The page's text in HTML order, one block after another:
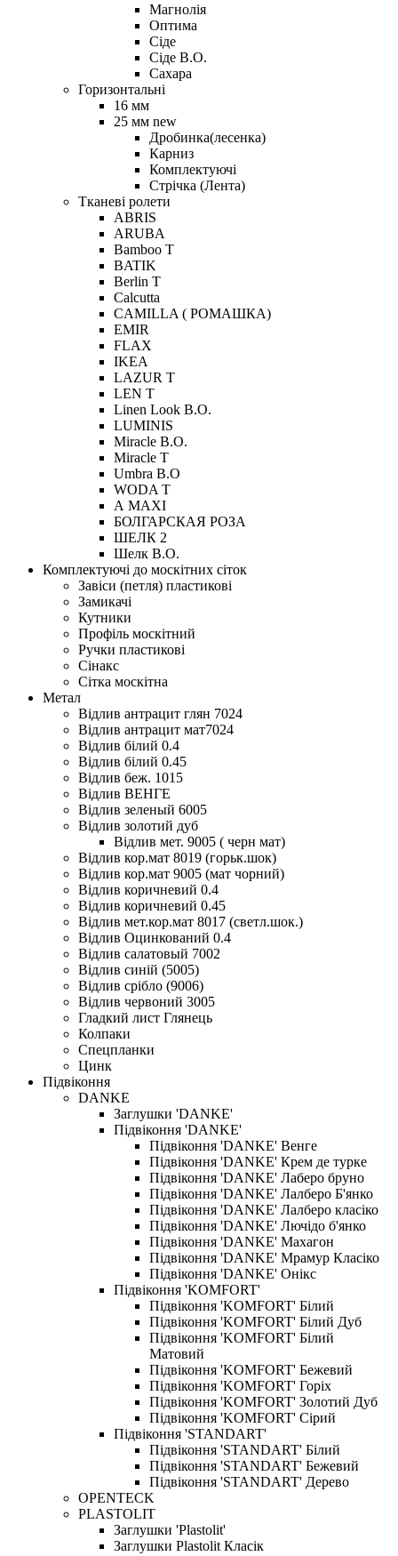
Магнолія
Оптима
Сіде
Сіде В.О.
Сахара
Горизонтальні
16 мм
25 мм new
Дробинка(лесенка)
Карниз
Комплектуючі
Стрічка (Лента)
Тканеві ролети
ABRIS
ARUBA
Bamboo T
BATIK
Berlin Т
Calcutta
CAMILLA ( РОМАШКА)
EMIR
FLAX
IKEA
LAZUR T
LEN T
Linen Look B.O.
LUMINIS
Miracle B.O.
Miracle Т
Umbra B.O
WODA T
А MAXI
БОЛГАРСКАЯ РОЗА
ШЕЛК 2
Шелк В.О.
Комплектуючі до москітних сіток
Завіси (петля) пластикові
Замикачі
Кутники
Профіль москітний
Ручки пластикові
Сінакс
Сітка москітна
Метал
Відлив антрацит глян 7024
Відлив антрацит мат7024
Відлив білий 0.4
Відлив білий 0.45
Відлив беж. 1015
Відлив ВЕНГЕ
Відлив зеленый 6005
Відлив золотий дуб
Відлив мет. 9005 ( черн мат)
Відлив кор.мат 8019 (горьк.шок)
Відлив кор.мат 9005 (мат чорний)
Відлив коричневий 0.4
Відлив коричневий 0.45
Відлив мет.кор.мат 8017 (светл.шок.)
Відлив Оцинкований 0.4
Відлив салатовый 7002
Відлив синій (5005)
Відлив срібло (9006)
Відлив червоний 3005
Гладкий лист Глянець
Колпаки
Спецпланки
Цинк
Підвіконня
DANKE
Заглушки 'DANKE'
Підвіконня 'DANKE'
Підвіконня 'DANKE' Венге
Підвіконня 'DANKE' Крем де турке
Підвіконня 'DANKE' Лаберо бруно
Підвіконня 'DANKE' Лалберо Б'янко
Підвіконня 'DANKE' Лалберо класіко
Підвіконня 'DANKE' Лючідо б'янко
Підвіконня 'DANKE' Махагон
Підвіконня 'DANKE' Мрамур Класіко
Підвіконня 'DANKE' Онікс
Підвіконня 'KOMFORT'
Підвіконня 'KOMFORT' Білий
Підвіконня 'KOMFORT' Білий Дуб
Підвіконня 'KOMFORT' Білий
Матовий
Підвіконня 'KOMFORT' Бежевий
Підвіконня 'KOMFORT' Горіх
Підвіконня 'KOMFORT' Золотий Дуб
Підвіконня 'KOMFORT' Сірий
Підвіконня 'STANDART'
Підвіконня 'STANDART' Білий
Підвіконня 'STANDART' Бежевий
Підвіконня 'STANDART' Дерево
OPENTECK
PLASTOLIT
Заглушки 'Plastolit'
Заглушки Plastolit Класік